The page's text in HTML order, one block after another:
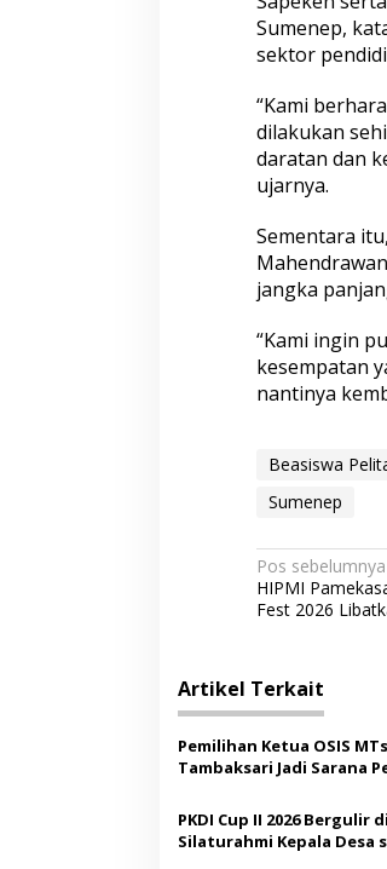
Sumenep,
sektor
“Kami
dilakukan
daratan dan
ujarnya.
Sementara
jangka
“Kami ingin
kesempatan
nantinya
Beasiswa
Sumenep
N
a
i
g
a
s
i
p
Pos sebelumnya
HIPMI
Fest 2026
Artikel Terkait
Pemilihan Ketua OSIS
Tambaksari Jadi Sarana
PKDI Cup II 2026 Bergulir
Silaturahmi Kepala Desa